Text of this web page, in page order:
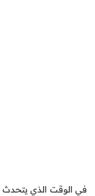
في الوقت الذي يتحدث